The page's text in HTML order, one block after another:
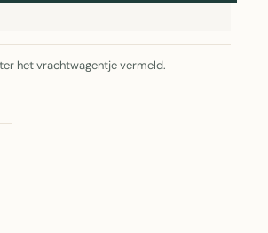
het vrachtwagentje vermeld.